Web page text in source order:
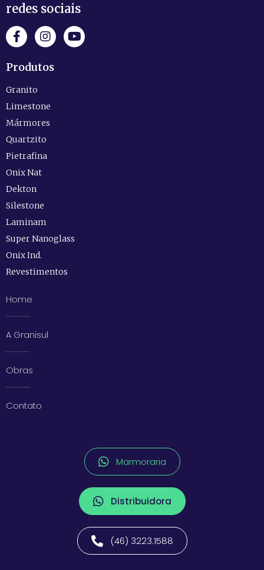
redes sociais
Produtos
Granito
Limestone
Mármores
Quartzito
Pietrafina
Onix Nat
Dekton
Silestone
Laminam
Super Nanoglass
Onix Ind.
Revestimentos
Home
A Granisul
Obras
Contato
Marmoraria
Distribuidora
(46) 3223.1588